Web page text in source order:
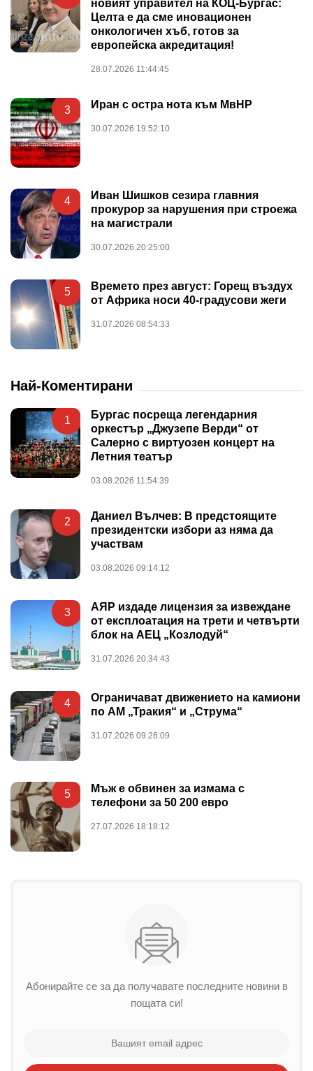
новият управител на КОЦ-Бургас:
Целта е да сме иновационен
онкологичен хъб, готов за
европейска акредитация!
28.07.2026 11:44:45
3 Иран с остра нота към МвНР
30.07.2026 19:52:10
4
Иван Шишков сезира главния
прокурор за нарушения при строежа
на магистрали
30.07.2026 20:25:00
5
Времето през август: Горещ въздух
от Африка носи 40-градусови жеги
31.07.2026 08:54:33
Най-Коментирани
1
Бургас посреща легендарния
оркестър „Джузепе Верди“ от
Салерно с виртуозен концерт на
Летния театър
03.08.2026 11:54:39
2
Даниел Вълчев: В предстоящите
президентски избори аз няма да
участвам
03.08.2026 09:14:12
3
АЯР издаде лицензия за извеждане
от експлоатация на трети и четвърти
блок на АЕЦ „Козлодуй“
31.07.2026 20:34:43
4
Ограничават движението на камиони
по АМ „Тракия“ и „Струма“
31.07.2026 09:26:09
5
Мъж е обвинен за измама с
телефони за 50 200 евро
27.07.2026 18:18:12
Абонирайте се за да получавате последните новини в
пощата си!